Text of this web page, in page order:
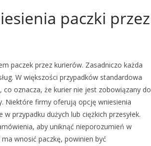
paczki przez
paczek przez kurierów. Zasadniczo każda
W większości przypadków standardowa
oznacza, że kurier nie jest zobowiązany do
Niektóre firmy oferują opcję wniesienia
przypadku dużych lub ciężkich przesyłek.
aby uniknąć nieporozumień w
wnosić paczkę, powinien być